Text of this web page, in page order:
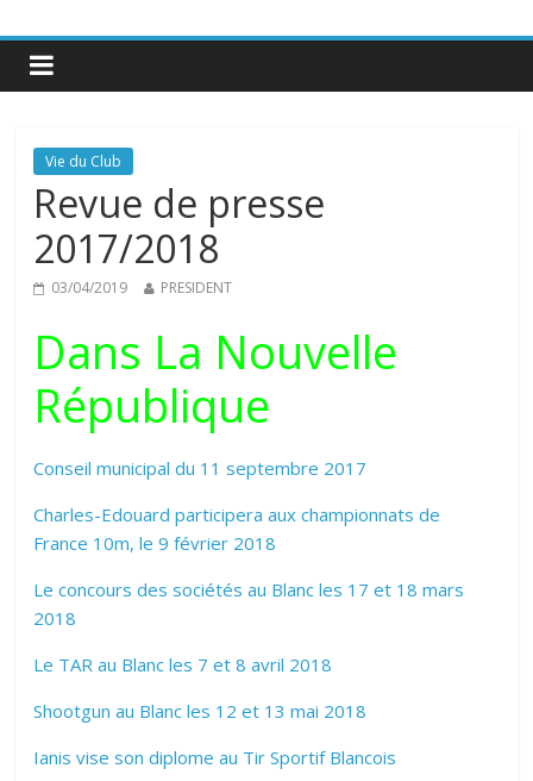
Vie du Club
Revue de presse
2017/2018
03/04/2019 PRESIDENT
Dans La Nouvelle
République
Conseil municipal du 11 septembre 2017
Charles-Edouard participera aux championnats de
France 10m, le 9 février 2018
Le concours des sociétés au Blanc les 17 et 18 mars
2018
Le TAR au Blanc les 7 et 8 avril 2018
Shootgun au Blanc les 12 et 13 mai 2018
Ianis vise son diplome au Tir Sportif Blancois